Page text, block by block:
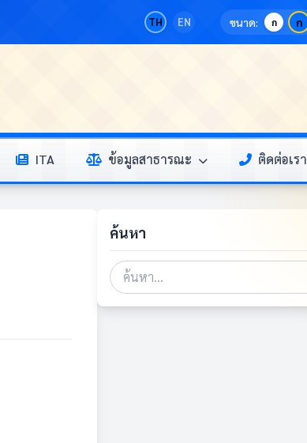
TH EN ขนาด: ก ก
ITA ข้อมูลสาธารณะ ติดต่อเรา
ค้นหา